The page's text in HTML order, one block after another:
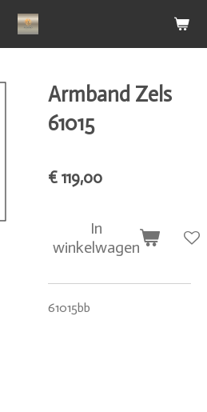
Armband Zels
61015
€ 119,00
In
winkelwagen
61015bb